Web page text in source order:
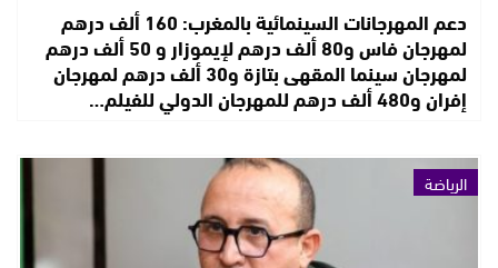
دعم المهرجانات السينمائية بالمغرب: 160 ألف درهم
لمهرجان فاس و80 ألف درهم لإيموزار و 50 ألف درهم
لمهرجان سينما المقهى بتازة و30 ألف درهم لمهرجان
إفران و480 ألف درهم للمهرجان الدولي للفيلم…
الرياضة